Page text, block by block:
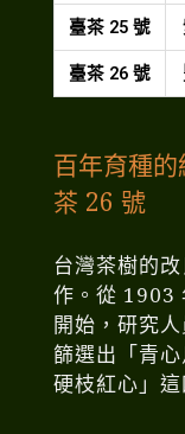
臺茶 25 號
臺茶 26 號
百年育種
茶 26 號
台灣茶樹的
作。從 1903
開始，研究
篩選出「青
硬枝紅心」